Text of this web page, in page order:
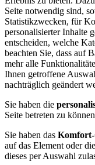
Seite notwendig sind,
Statistikzwecken, für
personalisierter Inhalte
entscheiden, welche
beachten Sie, dass auf
mehr alle
Ihnen getroffene
nachträglich geändert
Sie haben die
Seite betreten zu
Sie haben das
auf das Element oder
dieses per Auswahl